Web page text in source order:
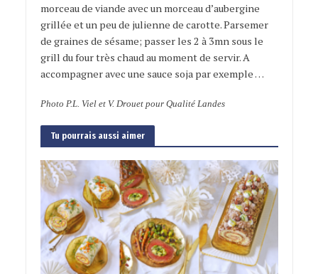
morceau de viande avec un morceau d’aubergine
grillée et un peu de julienne de carotte. Parsemer
de graines de sésame; passer les 2 à 3mn sous le
grill du four très chaud au moment de servir. A
accompagner avec une sauce soja par exemple …
Photo P.L. Viel et V. Drouet pour Qualité Landes
Tu pourrais aussi aimer